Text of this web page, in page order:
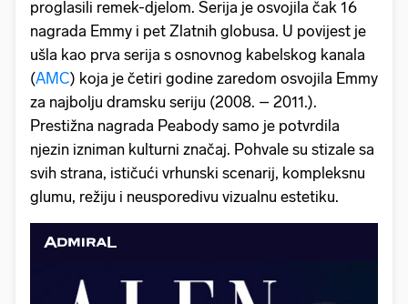
proglasili remek-djelom. Serija je osvojila čak 16
nagrada Emmy i pet Zlatnih globusa. U povijest je
ušla kao prva serija s osnovnog kabelskog kanala
(AMC) koja je četiri godine zaredom osvojila Emmy
za najbolju dramsku seriju (2008. – 2011.).
Prestižna nagrada Peabody samo je potvrdila
njezin izniman kulturni značaj. Pohvale su stizale sa
svih strana, ističući vrhunski scenarij, kompleksnu
glumu, režiju i neusporedivu vizualnu estetiku.